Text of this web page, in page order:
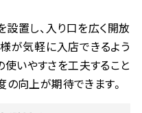
置し、入り口を広く開放
が気軽に入店できるよう
使いやすさを工夫すること
向上が期待できます。